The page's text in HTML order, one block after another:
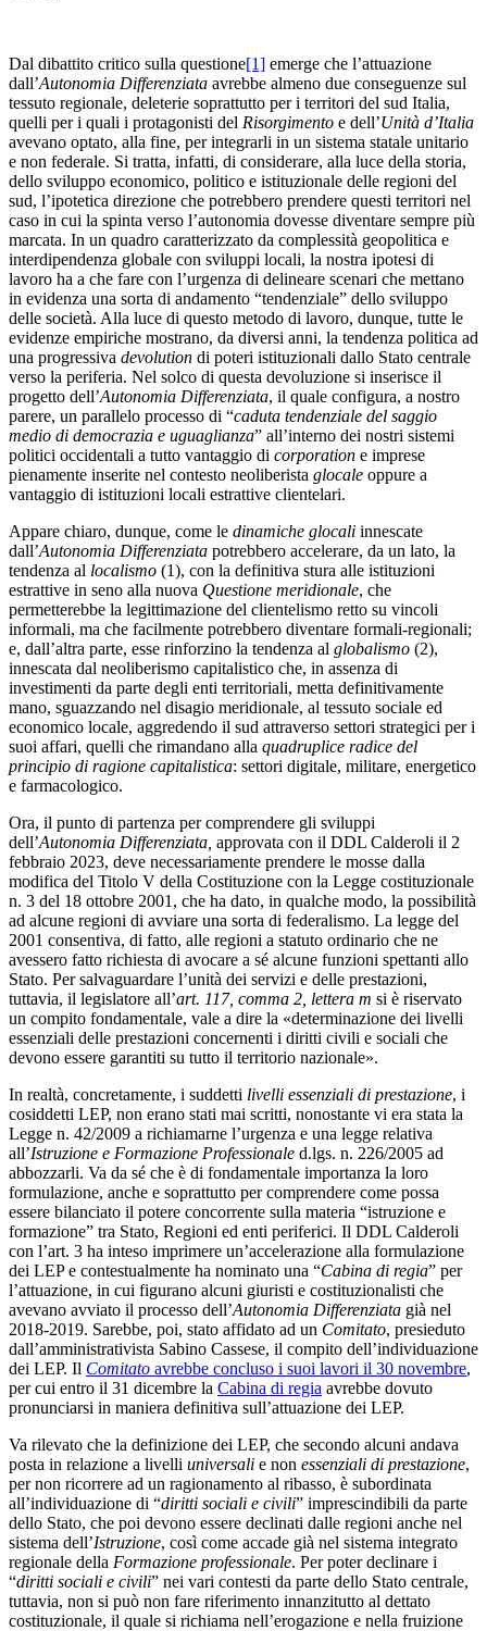
Dal dibattito critico sulla questione[1] emerge che l’attuazione
dall’Autonomia Differenziata avrebbe almeno due conseguenze sul
tessuto regionale, deleterie soprattutto per i territori del sud Italia,
quelli per i quali i protagonisti del Risorgimento e dell’Unità d’Italia
avevano optato, alla fine, per integrarli in un sistema statale unitario
e non federale. Si tratta, infatti, di considerare, alla luce della storia,
dello sviluppo economico, politico e istituzionale delle regioni del
sud, l’ipotetica direzione che potrebbero prendere questi territori nel
caso in cui la spinta verso l’autonomia dovesse diventare sempre più
marcata. In un quadro caratterizzato da complessità geopolitica e
interdipendenza globale con sviluppi locali, la nostra ipotesi di
lavoro ha a che fare con l’urgenza di delineare scenari che mettano
in evidenza una sorta di andamento “tendenziale” dello sviluppo
delle società. Alla luce di questo metodo di lavoro, dunque, tutte le
evidenze empiriche mostrano, da diversi anni, la tendenza politica ad
una progressiva devolution di poteri istituzionali dallo Stato centrale
verso la periferia. Nel solco di questa devoluzione si inserisce il
progetto dell’Autonomia Differenziata, il quale configura, a nostro
parere, un parallelo processo di “caduta tendenziale del saggio
medio di democrazia e uguaglianza” all’interno dei nostri sistemi
politici occidentali a tutto vantaggio di corporation e imprese
pienamente inserite nel contesto neoliberista glocale oppure a
vantaggio di istituzioni locali estrattive clientelari.
Appare chiaro, dunque, come le dinamiche glocali innescate
dall’Autonomia Differenziata potrebbero accelerare, da un lato, la
tendenza al localismo (1), con la definitiva stura alle istituzioni
estrattive in seno alla nuova Questione meridionale, che
permetterebbe la legittimazione del clientelismo retto su vincoli
informali, ma che facilmente potrebbero diventare formali-regionali;
e, dall’altra parte, esse rinforzino la tendenza al globalismo (2),
innescata dal neoliberismo capitalistico che, in assenza di
investimenti da parte degli enti territoriali, metta definitivamente
mano, sguazzando nel disagio meridionale, al tessuto sociale ed
economico locale, aggredendo il sud attraverso settori strategici per i
suoi affari, quelli che rimandano alla quadruplice radice del
principio di ragione capitalistica: settori digitale, militare, energetico
e farmacologico.
Ora, il punto di partenza per comprendere gli sviluppi
dell’Autonomia Differenziata, approvata con il DDL Calderoli il 2
febbraio 2023, deve necessariamente prendere le mosse dalla
modifica del Titolo V della Costituzione con la Legge costituzionale
n. 3 del 18 ottobre 2001, che ha dato, in qualche modo, la possibilità
ad alcune regioni di avviare una sorta di federalismo. La legge del
2001 consentiva, di fatto, alle regioni a statuto ordinario che ne
avessero fatto richiesta di avocare a sé alcune funzioni spettanti allo
Stato. Per salvaguardare l’unità dei servizi e delle prestazioni,
tuttavia, il legislatore all’art. 117, comma 2, lettera m si è riservato
un compito fondamentale, vale a dire la «determinazione dei livelli
essenziali delle prestazioni concernenti i diritti civili e sociali che
devono essere garantiti su tutto il territorio nazionale».
In realtà, concretamente, i suddetti livelli essenziali di prestazione, i
cosiddetti LEP, non erano stati mai scritti, nonostante vi era stata la
Legge n. 42/2009 a richiamarne l’urgenza e una legge relativa
all’Istruzione e Formazione Professionale d.lgs. n. 226/2005 ad
abbozzarli. Va da sé che è di fondamentale importanza la loro
formulazione, anche e soprattutto per comprendere come possa
essere bilanciato il potere concorrente sulla materia “istruzione e
formazione” tra Stato, Regioni ed enti periferici. Il DDL Calderoli
con l’art. 3 ha inteso imprimere un’accelerazione alla formulazione
dei LEP e contestualmente ha nominato una “Cabina di regia” per
l’attuazione, in cui figurano alcuni giuristi e costituzionalisti che
avevano avviato il processo dell’Autonomia Differenziata già nel
2018-2019. Sarebbe, poi, stato affidato ad un Comitato, presieduto
dall’amministrativista Sabino Cassese, il compito dell’individuazione
dei LEP. Il Comitato avrebbe concluso i suoi lavori il 30 novembre,
per cui entro il 31 dicembre la Cabina di regia avrebbe dovuto
pronunciarsi in maniera definitiva sull’attuazione dei LEP.
Va rilevato che la definizione dei LEP, che secondo alcuni andava
posta in relazione a livelli universali e non essenziali di prestazione,
per non ricorrere ad un ragionamento al ribasso, è subordinata
all’individuazione di “diritti sociali e civili” imprescindibili da parte
dello Stato, che poi devono essere declinati dalle regioni anche nel
sistema dell’Istruzione, così come accade già nel sistema integrato
regionale della Formazione professionale. Per poter declinare i
“diritti sociali e civili” nei vari contesti da parte dello Stato centrale,
tuttavia, non si può non fare riferimento innanzitutto al dettato
costituzionale, il quale si richiama nell’erogazione e nella fruizione